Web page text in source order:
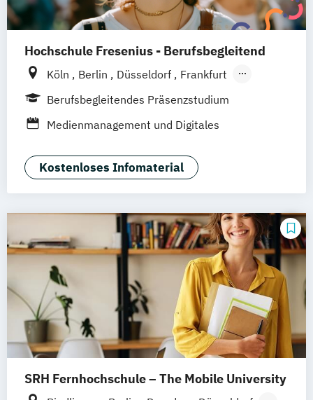
Hochschule Fresenius - Berufsbegleitend
Köln Berlin Düsseldorf
Frankfurt
Hamburg
Idstein München
Wiesbaden
Hannover Dortmund Erfurt Stuttgart
Braunschweig
Berufsbegleitendes Präsenzstudium
Medienmanagement und Digitales
Kostenloses Infomaterial
SRH Fernhochschule – The Mobile University